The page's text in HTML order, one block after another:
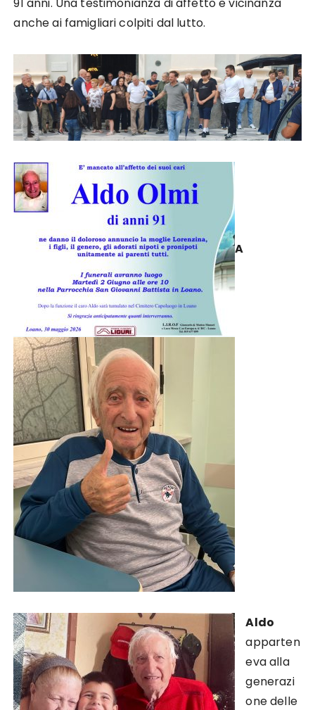
anche ai famigliari colpiti dal lutto.
A
Aldo
apparten
eva alla
generazi
one delle